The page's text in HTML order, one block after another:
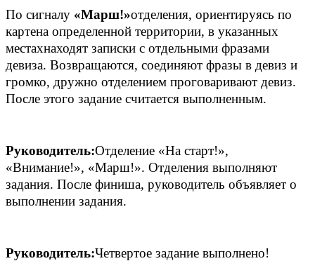
По сигналу «Марш!»отделения, ориентируясь по
картена определенной территории, в указанных
местахнаходят записки с отдельными фразами
девиза. Возвращаются, соединяют фразы в девиз и
громко, дружно отделением проговаривают девиз.
После этого задание считается выполненным.
Руководитель:Отделение «На старт!»,
«Внимание!», «Марш!». Отделения выполняют
задания. После финиша, руководитель объявляет о
выполнении задания.
Руководитель:Четвертое задание выполнено!